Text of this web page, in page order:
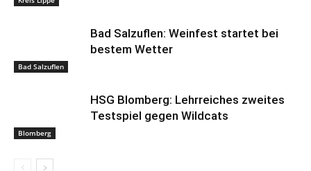
Bad Salzuflen
Bad Salzuflen: Weinfest startet bei
bestem Wetter
Blomberg
HSG Blomberg: Lehrreiches zweites
Testspiel gegen Wildcats